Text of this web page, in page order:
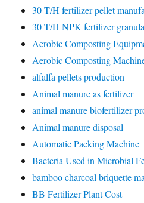
30 T/H fertilizer pellet
30 T/H NPK fertilizer
Aerobic Composting
Aerobic Composting
alfalfa pellets production
Animal manure as fertilizer
animal manure biofertilizer
Animal manure disposal
Automatic Packing Machine
Bacteria Used in Microbial
bamboo charcoal briquette
BB Fertilizer Plant Cost